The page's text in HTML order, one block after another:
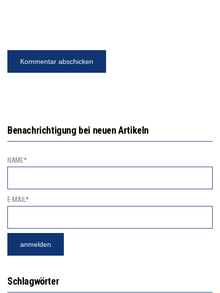
Benachrichtigung bei neuen Artikeln
NAME*
E-MAIL*
Schlagwörter